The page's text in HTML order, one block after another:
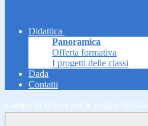
Didattica
Panoramica
Offerta formativa
I progetti delle classi
Dada
Contatti
Campo di ricerca per le pagine del sito